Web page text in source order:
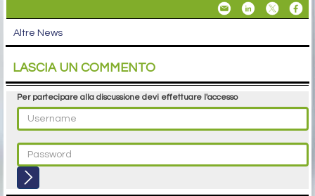
Altre News
LASCIA UN COMMENTO
Per partecipare alla discussione devi effettuare l'accesso